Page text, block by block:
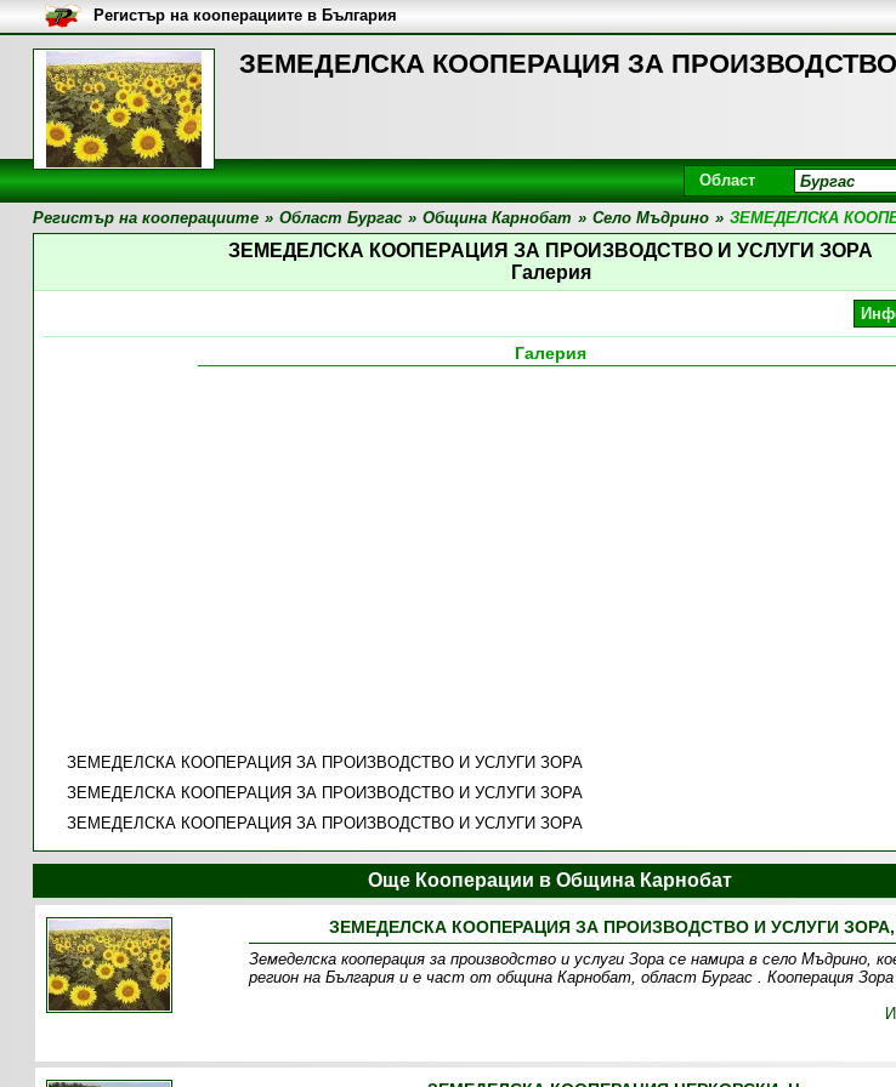
ЗЕМЕДЕЛСКА КООПЕРАЦИЯ ЗА ПРОИЗВОДСТВО
Регистър на кооперациите в България
Област
Регистър на кооперациите » Област Бургас » Община Карнобат » Село Мъдрино » ЗЕМЕДЕЛСКА
ЗЕМЕДЕЛСКА КООПЕРАЦИЯ ЗА ПРОИЗВОДСТВО И УСЛУГИ ЗОРА
Галерия
Галерия
ЗЕМЕДЕЛСКА КООПЕРАЦИЯ ЗА ПРОИЗВОДСТВО И УСЛУГИ ЗОРА
ЗЕМЕДЕЛСКА КООПЕРАЦИЯ ЗА ПРОИЗВОДСТВО И УСЛУГИ ЗОРА
ЗЕМЕДЕЛСКА КООПЕРАЦИЯ ЗА ПРОИЗВОДСТВО И УСЛУГИ ЗОРА
Още Кооперации в Община Карнобат
ЗЕМЕДЕЛСКА КООПЕРАЦИЯ ЗА ПРОИЗВОДСТВО И УСЛУГИ
Земеделска кооперация за производство и услуги Зора се намира в село Мъдрино,
регион на България и е част от община Карнобат, област Бургас . Кооперация Зора